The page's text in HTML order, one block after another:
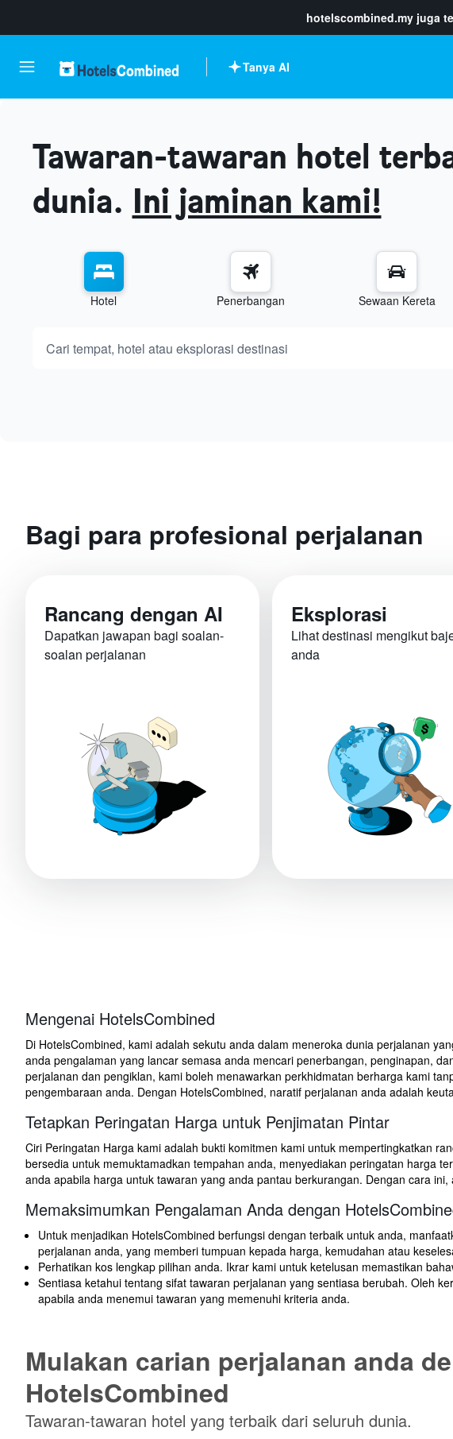
hotelscombined.my juga
Tanya AI
Tawaran-tawaran hotel
dunia. Ini jaminan kami!
Hotel Penerbangan Sewaan Kereta
Cari tempat, hotel atau eksplorasi destinasi
Bagi para profesional perjalanan
Rancang dengan AI
Dapatkan jawapan bagi soalan-
soalan perjalanan
Eksplorasi
Lihat destinasi mengikut
anda
Mengenai HotelsCombined
Di HotelsCombined, kami adalah sekutu anda dalam meneroka dunia perjalanan
anda pengalaman yang lancar semasa anda mencari penerbangan, penginapan,
perjalanan dan pengiklan, kami boleh menawarkan perkhidmatan berharga kami
pengembaraan anda. Dengan HotelsCombined, naratif perjalanan anda adalah
Tetapkan Peringatan Harga untuk Penjimatan Pintar
Ciri Peringatan Harga kami adalah bukti komitmen kami untuk mempertingkatkan
bersedia untuk memuktamadkan tempahan anda, menyediakan peringatan harga
anda apabila harga untuk tawaran yang anda pantau berkurangan. Dengan cara
Memaksimumkan Pengalaman Anda dengan
Untuk menjadikan HotelsCombined berfungsi dengan terbaik untuk anda,
perjalanan anda, yang memberi tumpuan kepada harga, kemudahan atau
Perhatikan kos lengkap pilihan anda. Ikrar kami untuk ketelusan memastikan
Sentiasa ketahui tentang sifat tawaran perjalanan yang sentiasa berubah. Oleh
apabila anda menemui tawaran yang memenuhi kriteria anda.
Mulakan carian perjalanan anda
HotelsCombined
Tawaran-tawaran hotel yang terbaik dari seluruh dunia.